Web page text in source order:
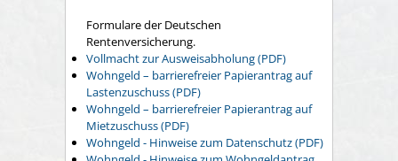
Formulare der Deutschen
Rentenversicherung.
Vollmacht zur Ausweisabholung (PDF)
Wohngeld – barrierefreier Papierantrag auf
Lastenzuschuss (PDF)
Wohngeld – barrierefreier Papierantrag auf
Mietzuschuss (PDF)
Wohngeld - Hinweise zum Datenschutz (PDF)